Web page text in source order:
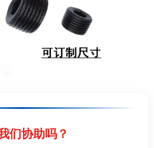
们协助吗？